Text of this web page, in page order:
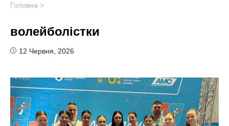
Головна >
волейболістки
12 Червня, 2026